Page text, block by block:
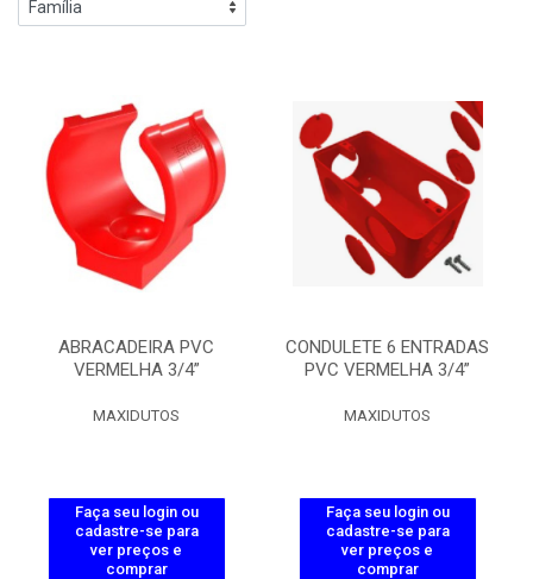
ABRACADEIRA PVC
VERMELHA 3/4”
MAXIDUTOS
Faça seu login ou
cadastre-se para
ver preços e
comprar
CONDULETE 6 ENTRADAS
PVC VERMELHA 3/4”
MAXIDUTOS
Faça seu login ou
cadastre-se para
ver preços e
comprar